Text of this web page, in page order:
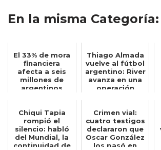
En la misma Categoría:
El 33% de mora
financiera
afecta a seis
millones de
argentinos
Thiago Almada
vuelve al fútbol
argentino: River
avanza en una
operación
Chiqui Tapia
rompió el
silencio: habló
del Mundial, la
continuidad de
Crimen vial:
cuatro testigos
declararon que
Oscar González
los pasó en